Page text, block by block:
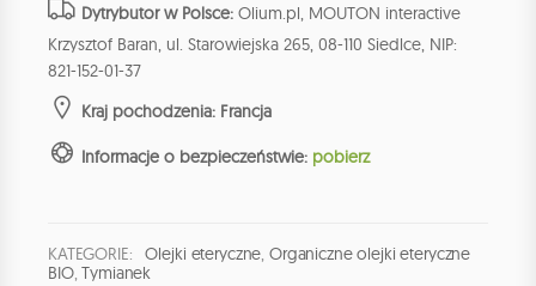
Dytrybutor w Polsce: Olium.pl, MOUTON interactive
Krzysztof Baran, ul. Starowiejska 265, 08-110 Siedlce, NIP:
821-152-01-37
Kraj pochodzenia: Francja
Informacje o bezpieczeństwie: pobierz
KATEGORIE: Olejki eteryczne, Organiczne olejki eteryczne
BIO,Tymianek